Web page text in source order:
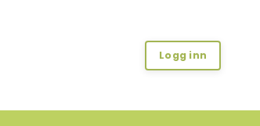
Logg inn